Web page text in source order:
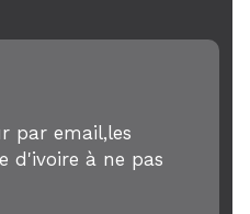
par email,les
d'ivoire à ne pas